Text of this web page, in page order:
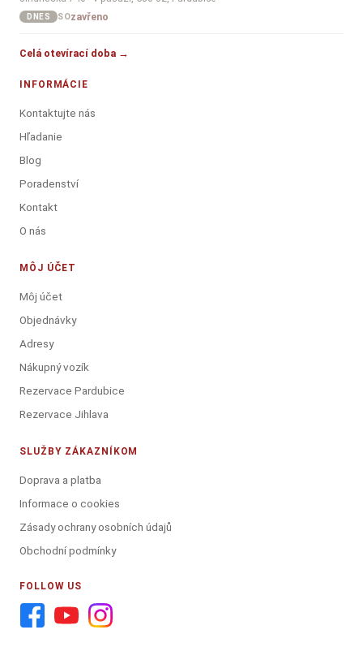
DNES SOzavřeno
Celá otevírací doba →
INFORMÁCIE
Kontaktujte nás
Hľadanie
Blog
Poradenství
Kontakt
O nás
MÔJ ÚČET
Môj účet
Objednávky
Adresy
Nákupný vozík
Rezervace Pardubice
Rezervace Jihlava
SLUŽBY ZÁKAZNÍKOM
Doprava a platba
Informace o cookies
Zásady ochrany osobních údajů
Obchodní podmínky
FOLLOW US